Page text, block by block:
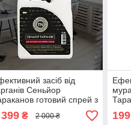
засіб від
Сеньйор
готовий спрей з
у
5 л
₴ 2 000 ₴
500
199